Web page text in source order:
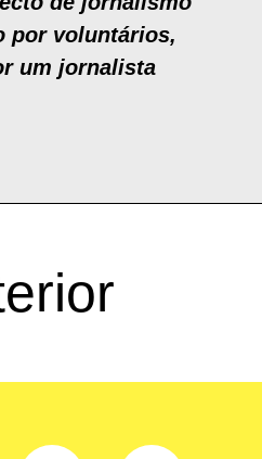
por voluntários,
um jornalista